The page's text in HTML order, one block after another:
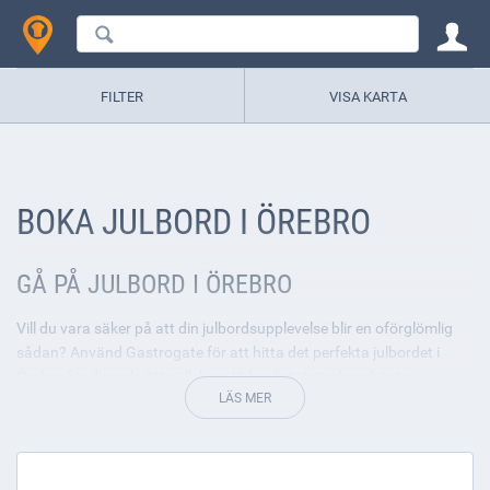
FILTER VISA KARTA
BOKA JULBORD I ÖREBRO
GÅ PÅ JULBORD I ÖREBRO
Vill du vara säker på att din julbordsupplevelse blir en oförglömlig
sådan? Använd Gastrogate för att hitta det perfekta julbordet i
Örebro för dig och ditt sällskap. Vi har listat stadens bästa
restauranger inför det traditionella firandet.
HÖR VINTERN TILL